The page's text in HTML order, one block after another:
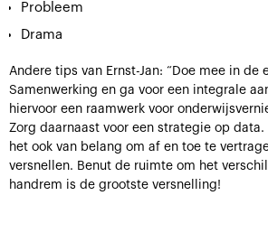
Probleem
Drama
Andere tips van Ernst-Jan: “Doe mee in de
Samenwerking en ga voor een integrale
hiervoor een raamwerk voor
Zorg daarnaast voor een strategie op
het ook van belang om af en toe te
versnellen. Benut de ruimte om het
handrem is de grootste versnelling!